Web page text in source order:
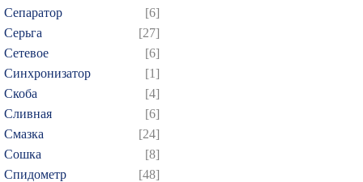
Сепаратор
[6]
Серьга
[27]
Сетевое
[6]
Синхронизатор
[1]
Скоба
[4]
Сливная
[6]
Смазка
[24]
Сошка
[8]
Спидометр
[48]